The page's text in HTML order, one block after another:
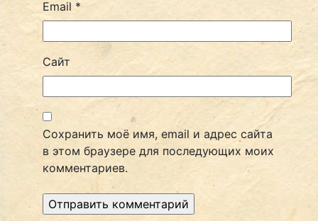
Email *
Сайт
Сохранить моё имя, email и адрес сайта
в этом браузере для последующих моих
комментариев.